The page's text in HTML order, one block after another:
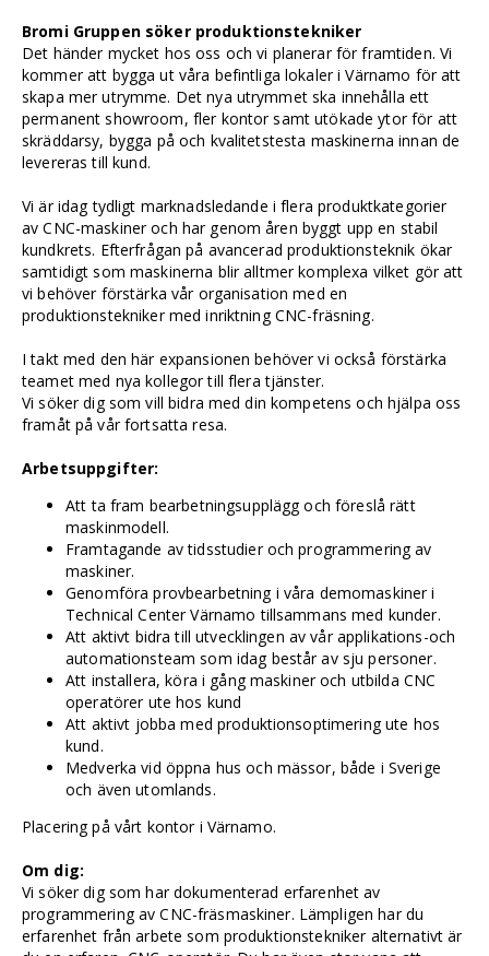
Bromi Gruppen söker produktionstekniker
Det händer mycket hos oss och vi planerar för framtiden. Vi
kommer att bygga ut våra befintliga lokaler i Värnamo för att
skapa mer utrymme. Det nya utrymmet ska innehålla ett
permanent showroom, fler kontor samt utökade ytor för att
skräddarsy, bygga på och kvalitetstesta maskinerna innan de
levereras till kund.
Vi är idag tydligt marknadsledande i flera produktkategorier
av CNC-maskiner och har genom åren byggt upp en stabil
kundkrets. Efterfrågan på avancerad produktionsteknik ökar
samtidigt som maskinerna blir alltmer komplexa vilket gör att
vi behöver förstärka vår organisation med en
produktionstekniker med inriktning CNC-fräsning.
I takt med den här expansionen behöver vi också förstärka
teamet med nya kollegor till flera tjänster.
Vi söker dig som vill bidra med din kompetens och hjälpa oss
framåt på vår fortsatta resa.
Arbetsuppgifter:
Att ta fram bearbetningsupplägg och föreslå rätt
maskinmodell.
Framtagande av tidsstudier och programmering av
maskiner.
Genomföra provbearbetning i våra demomaskiner i
Technical Center Värnamo tillsammans med kunder.
Att aktivt bidra till utvecklingen av vår applikations-och
automationsteam som idag består av sju personer.
Att installera, köra i gång maskiner och utbilda CNC
operatörer ute hos kund
Att aktivt jobba med produktionsoptimering ute hos
kund.
Medverka vid öppna hus och mässor, både i Sverige
och även utomlands.
Placering på vårt kontor i Värnamo.
Om dig:
Vi söker dig som har dokumenterad erfarenhet av
programmering av CNC-fräsmaskiner. Lämpligen har du
erfarenhet från arbete som produktionstekniker alternativt är